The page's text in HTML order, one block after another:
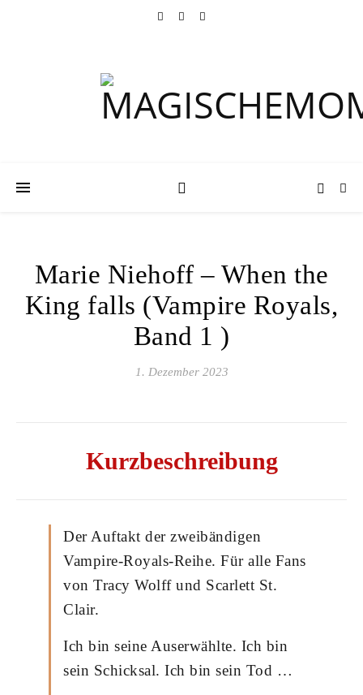
Marie Niehoff – When the
King falls (Vampire Royals,
Band 1 )
1. Dezember 2023
Kurzbeschreibung
Der Auftakt der zweibändigen
Vampire-Royals-Reihe. Für alle Fans
von Tracy Wolff und Scarlett St.
Clair.
Ich bin seine Auserwählte. Ich bin
sein Schicksal. Ich bin sein Tod …